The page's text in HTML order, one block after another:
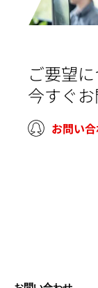
ご要望
今すぐお
お問い